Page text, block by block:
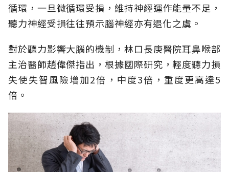
循環，一旦微循環受損，維持神經運作能量不足，
聽力神經受損往往預示腦神經亦有退化之虞。
對於聽力影響大腦的機制，林口長庚醫院耳鼻喉部
主治醫師趙偉傑指出，根據國際研究，輕度聽力損
失使失智風險增加2倍，中度3倍，重度更高達5
倍。